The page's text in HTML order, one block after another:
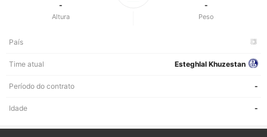
-
Altura
-
Peso
País
Time atual Esteghlal Khuzestan
Período do contrato -
Idade -